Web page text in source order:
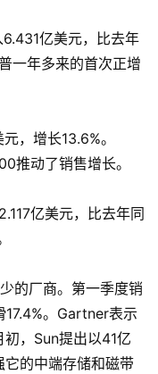
亿美元，比去年
一年多来的首次正增
，增长13.6%。
推动了销售增长。
亿美元，比去年同
的厂商。第一季度销
。Gartner表示
，Sun提出以41亿
的中端存储和磁带